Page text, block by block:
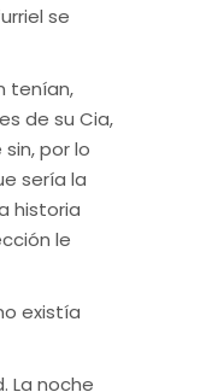
se
tenían,
de su Cia,
por lo
sería la
historia
le
existía
La noche